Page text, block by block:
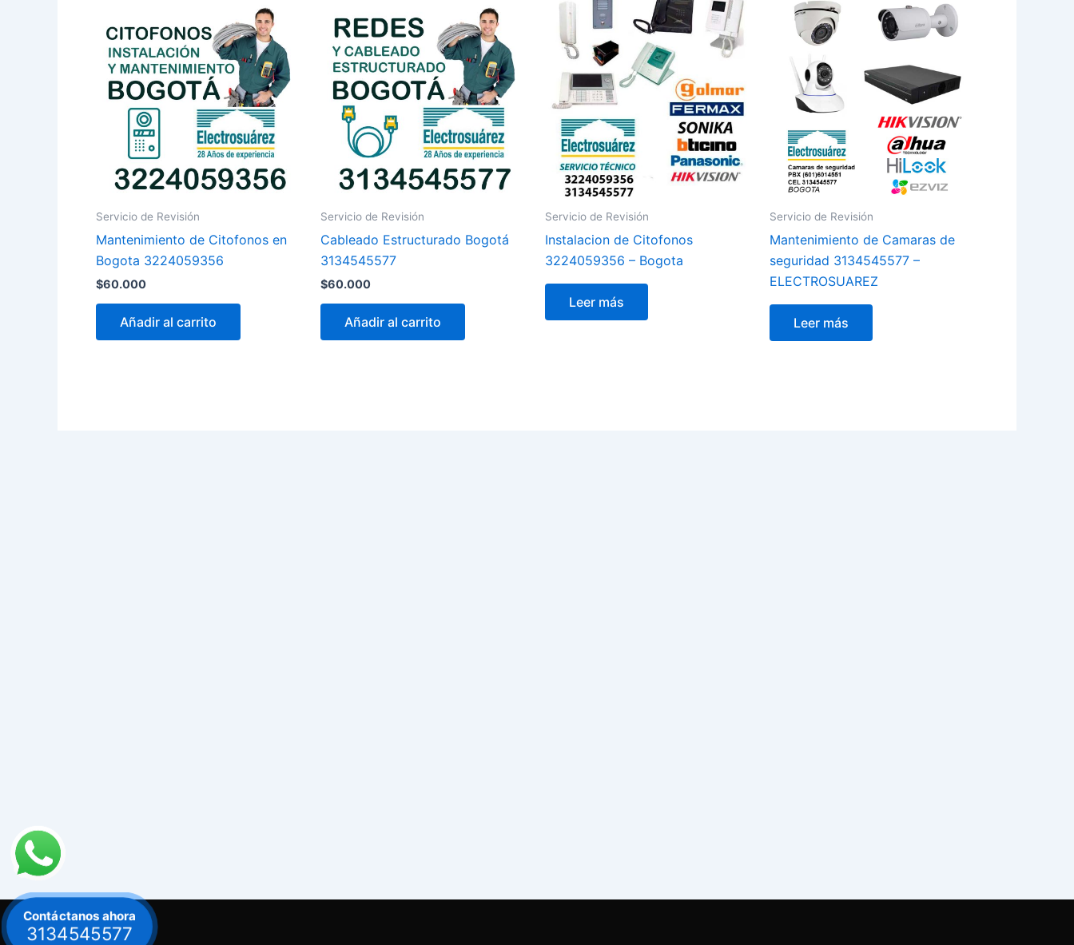
Servicio de Revisión
Mantenimiento de Citofonos en
Bogota 3224059356
$60.000
Añadir al carrito
Servicio de Revisión
Cableado Estructurado Bogotá
3134545577
$60.000
Añadir al carrito
Servicio de Revisión
Instalacion de Citofonos
3224059356 – Bogota
Leer más
Servicio de Revisión
Mantenimiento de Camaras de
seguridad 3134545577 –
ELECTROSUAREZ
Leer más
Contáctanos ahora
3134545577